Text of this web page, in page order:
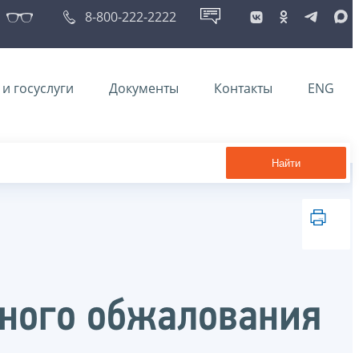
8-800-222-2222
госуслуги Документы Контакты ENG
Найти
обжалования